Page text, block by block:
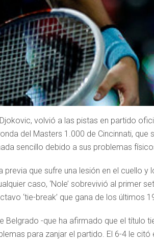
volvió a las pistas en partido
del Masters 1.000 de Cincinnati,
sencillo debido a sus problemas
que sufre una lesión en el cuello y
caso, ‘Nole’ sobrevivió al primer
‘tie-break’ que gana de los últimos
Belgrado -que ha afirmado que el título
para zanjar el partido. El 6-4 le